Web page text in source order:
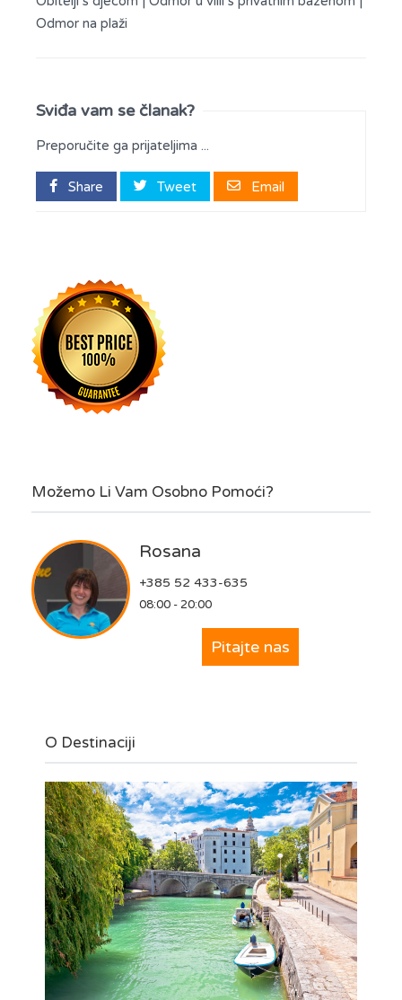
Odmor na plaži
Sviđa vam se članak?
Preporučite ga prijateljima ...
Share Tweet Email
Možemo Li Vam Osobno Pomoći?
Rosana
+385 52 433-635
08:00 - 20:00
Pitajte nas
O Destinaciji